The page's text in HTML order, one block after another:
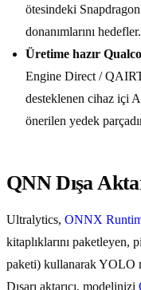
ötesindeki
donanımlarını hedefler.
Üretime hazır
Engine Direct /
desteklenen cihaz içi
önerilen yedek
QNN Dışa
Ultralytics, ONNX
kitaplıklarını paketleyen,
paketi) kullanarak YOLO
Dışarı aktarıcı, modelinizi